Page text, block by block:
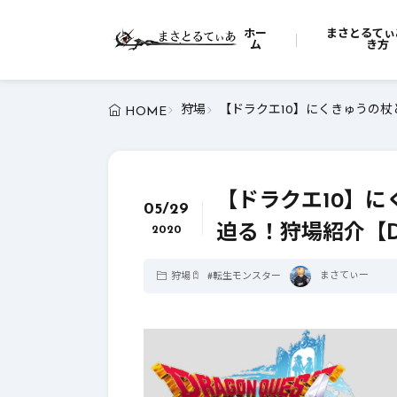
ホー
ム
まさとるて
き方
HOME 狩場 【ドラクエ10】にくきゅうの
05/29
2020
【ドラクエ10】
迫る！狩場紹介【
狩場 #転生モンスター まさてぃー